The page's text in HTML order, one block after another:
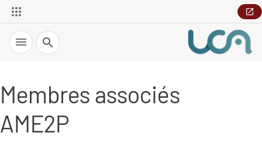
Recherche
Membres associés
AME2P